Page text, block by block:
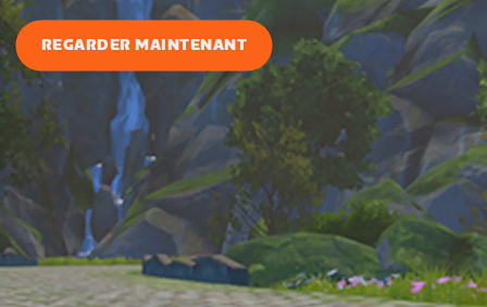
REGARDER MAINTENANT